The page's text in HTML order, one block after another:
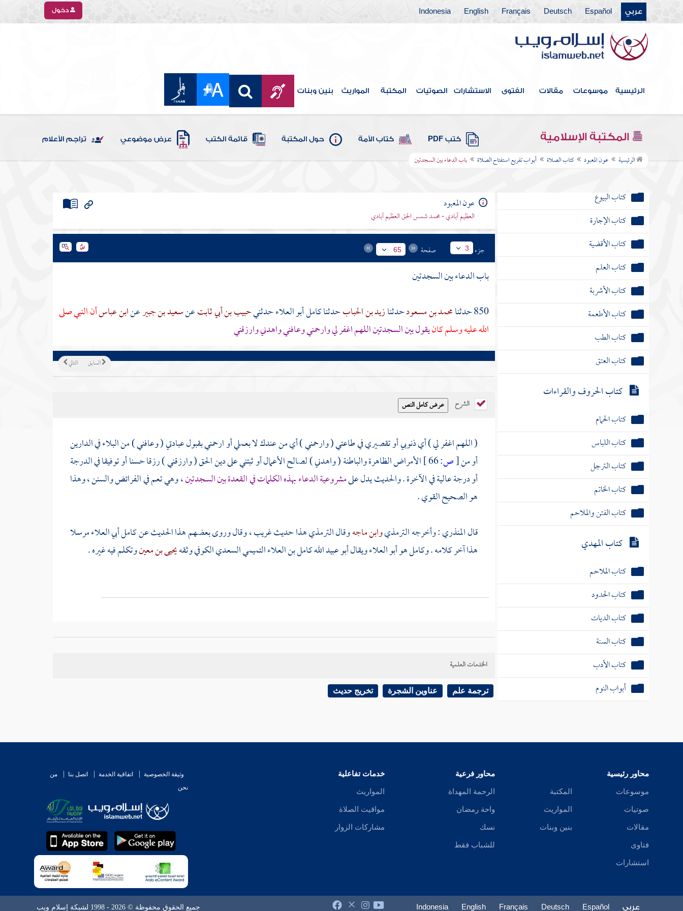
عربي Español
Deutsch
Français
English
Indonesia دخول
الرئيسية موسوعات مقالات الفتوى الاستشارات الصوتيات المكتبة المواريث بنين وبنات
المكتبة الإسلامية كتب PDF كتاب الأمة حول المكتبة قائمة الكتب عرض موضوعي تراجم الأعلام
الرئيسية عون المعبود كتاب الصلاة أبواب تفريع استفتاح الصلاة باب الدعاء بين السجدتين
كتاب الجهاد
كتاب الضحايا
كتاب الصيد
كتاب الخراج والإمارة والفيء
كتاب البيوع
كتاب الإجارة
كتاب الأقضية
كتاب العلم
كتاب الأشربة
كتاب الأطعمة
كتاب الطب
كتاب العتق
كتاب الحروف والقراءات
كتاب الحمام
كتاب اللباس
كتاب الترجل
كتاب الخاتم
كتاب الفتن والملاحم
كتاب المهدي
كتاب الملاحم
كتاب الحدود
كتاب الديات
كتاب السنة
كتاب الأدب
أبواب النوم
عون المعبود
العظيم آبادي - محمد شمس الحق العظيم آبادي
جزء 3 صفحة 65
باب الدعاء بين السجدتين
850 حدثنا
محمد بن مسعودحدثنازيد بن الحبابحدثناكامل أبو العلاءحدثنيحبيب بن أبي ثابتعنسعيد بن جبيرعنابن عباسأن النبي صلى
الله عليه وسلم كانيقول بين السجدتين اللهم اغفر لي وارحمني وعافني واهدني وارزقني
التالي السابق
الشرح
( اللهم اغفر لي ) أي ذنوبي أو تقصيري في طاعتي ( وارحمني ) أي من عندك لا بعملي أو ارحمني بقبول عبادتي ( وعافني ) من البلاء في الدارين
أو من[ص:
الأمراض الظاهرة والباطنة ( واهدني ) لصالح الأعمال أو ثبتني على دين الحق ( وارزقني ) رزقا حسنا أو توفيقا في الدرجة
أو درجة عالية في الآخرة . والحديث يدل علىمشروعية الدعاء بهذه الكلمات في القعدة بين السجدتين، وهي تعم في الفرائض والسنن ، وهذا
هو الصحيح القوي .
قالالمنذري: وأخرجهالترمذيوابن ماجهوقالالترمذيهذا حديث غريب ، وقال وروى بعضهم هذا الحديث عنكامل أبي العلاءمرسلا
هذا آخر كلامه .وكامل هو أبو العلاءويقالأبو عبيد الله كامل بن العلاء التميمي السعدي الكوفيوثقهيحيى بن معينوتكلم فيه غيره .
الخدمات العلمية
ترجمة علم عناوين الشجرة تخريج حديث
محاور رئيسية
موسوعات
صوتيات
مقالات
فتاوى
استشارات
المكتبة
المواريث
بنين وبنات
محاور فرعية
الرحمة المهداة
واحة رمضان
نسك
للشباب فقط
خدمات تفاعلية
المواريث
مواقيت الصلاة
مشاركات الزوار
وثيقة الخصوصية اتفاقية الخدمة اتصل بنا
من
نحن
عربي Español
Deutsch
Français
English
Indonesia جميع الحقوق محفوظة © 2026 - 1998 لشبكة إسلام ويب